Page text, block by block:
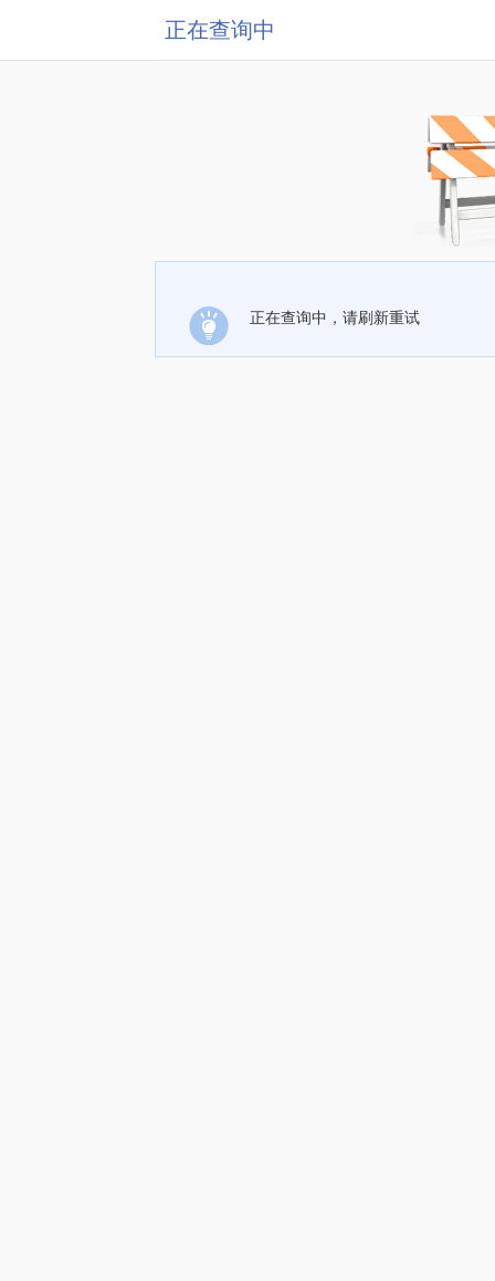
正在查询中
正在查询中，请刷新重试